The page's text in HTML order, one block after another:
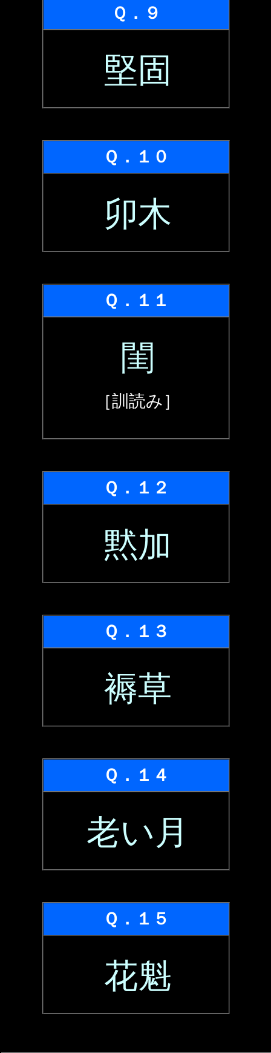
Ｑ．９
堅固
Ｑ．１０
卯木
Ｑ．１１
閨
［訓読み］
Ｑ．１２
黙加
Ｑ．１３
褥草
Ｑ．１４
老い月
Ｑ．１５
花魁